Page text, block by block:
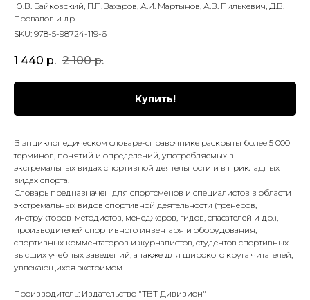
Ю.В. Байковский, П.П. Захаров, А.И. Мартынов, А.В. Пилькевич, Д.В.
Провалов и др.
SKU: 978-5-98724-119-6
1 440 р. 2 100 р.
Купить!
В энциклопедическом словаре-справочнике раскрыты более 5 000
терминов, понятий и определений, употребляемых в
экстремальных видах спортивной деятельности и в прикладных
видах спорта.
Словарь предназначен для спортсменов и специалистов в области
экстремальных видов спортивной деятельности (тренеров,
инструкторов-методистов, менеджеров, гидов, спасателей и др.),
производителей спортивного инвентаря и оборудования,
спортивных комментаторов и журналистов, студентов спортивных
высших учебных заведений, а также для широкого круга читателей,
увлекающихся экстримом.
Производитель: Издательство "ТВТ Дивизион"